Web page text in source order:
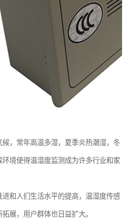
，常年高温多湿，夏季炎热潮湿，冬
境使得温湿度监测成为许多行业和家
和人们生活水平的提高，温湿度传感
展，用户群体也日益扩大。